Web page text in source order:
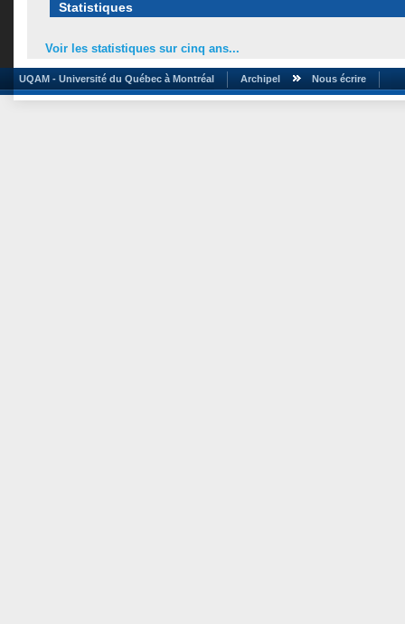
Statistiques
Voir les statistiques sur cinq ans...
UQAM - Université du Québec à Montréal Archipel Nous écrire